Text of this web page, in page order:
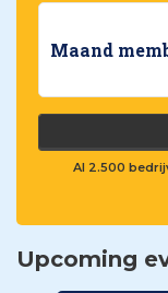
Maand
Al 2.500
Upcoming